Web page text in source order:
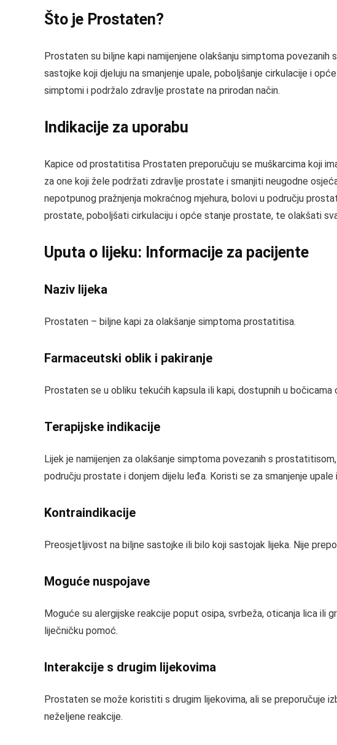
Što je Prostaten?
Prostaten su biljne kapi namijenjene olakšanju simptoma
sastojke koji djeluju na smanjenje upale, poboljšanje cirkulacije i
simptomi i podržalo zdravlje prostate na prirodan način.
Indikacije za uporabu
Kapice od prostatitisa Prostaten preporučuju se muškarcima koji
za one koji žele podržati zdravlje prostate i smanjiti neugodne
nepotpunog pražnjenja mokraćnog mjehura, bolovi u području
prostate, poboljšati cirkulaciju i opće stanje prostate, te olakšati
Uputa o lijeku: Informacije za pacijente
Naziv lijeka
Prostaten – biljne kapi za olakšanje simptoma prostatitisa.
Farmaceutski oblik i pakiranje
Prostaten se u obliku tekućih kapsula ili kapi, dostupnih u
Terapijske indikacije
Lijek je namijenjen za olakšanje simptoma povezanih s
području prostate i donjem dijelu leđa. Koristi se za smanjenje
Kontraindikacije
Preosjetljivost na biljne sastojke ili bilo koji sastojak lijeka. Nije
Moguće nuspojave
Moguće su alergijske reakcije poput osipa, svrbeža, oticanja lica ili
liječničku pomoć.
Interakcije s drugim lijekovima
Prostaten se može koristiti s drugim lijekovima, ali se preporučuje
neželjene reakcije.